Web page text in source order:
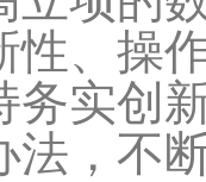
性、操
务实创
法，不